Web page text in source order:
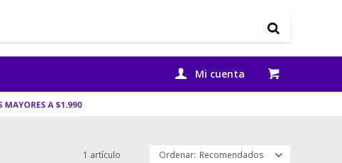
1 artículo Recomendados